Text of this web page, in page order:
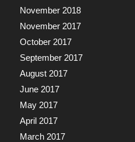
November 2018
November 2017
October 2017
September 2017
August 2017
June 2017
May 2017
April 2017
March 2017